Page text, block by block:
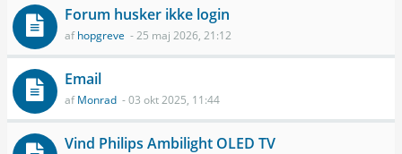
Forum husker ikke login
afhopgreve - 25 maj 2026, 21:12
Email
afMonrad - 03 okt 2025, 11:44
Vind Philips Ambilight OLED TV